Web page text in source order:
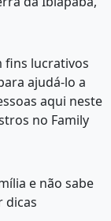
fins lucrativos
ajudá-lo a
aqui neste
no Family
e não sabe
dicas